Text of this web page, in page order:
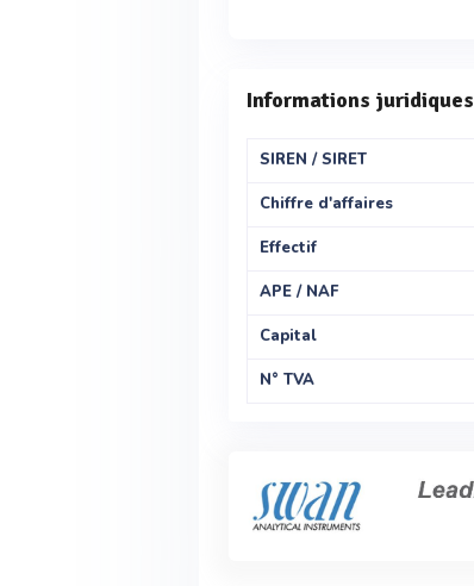
Informations juridiques
SIREN / SIRET
Chiffre d'affaires
Effectif
APE / NAF
Capital
N° TVA